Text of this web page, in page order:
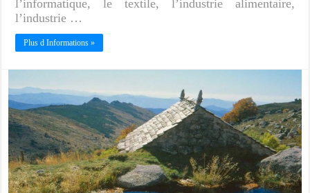
l’informatique, le textile, l’industrie alimentaire,
l’industrie …
Plus d Informations »